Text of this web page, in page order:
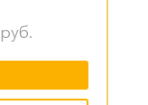
руб.